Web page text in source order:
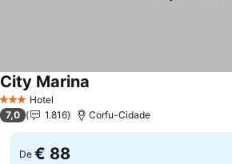
3 EstrelasHotel
City Marina
7,0 1.816 Corfu-Cidade
De € 88